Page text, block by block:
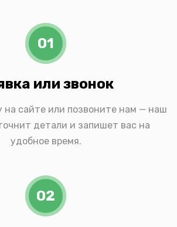
01
или звонок
на сайте или позвоните нам — наш
детали и запишет вас на
удобное время.
02